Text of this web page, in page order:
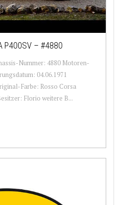
P400SV – #4880
Nummer: 4880 Motoren-
04.06.1971
Farbe: Rosso Corsa
Florio weitere B...